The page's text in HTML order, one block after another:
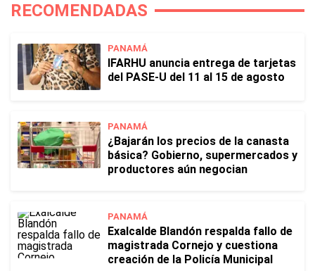
RECOMENDADAS
PANAMÁ
IFARHU anuncia entrega de tarjetas
del PASE-U del 11 al 15 de agosto
PANAMÁ
¿Bajarán los precios de la canasta
básica? Gobierno, supermercados y
productores aún negocian
PANAMÁ
Exalcalde Blandón respalda fallo de
magistrada Cornejo y cuestiona
creación de la Policía Municipal